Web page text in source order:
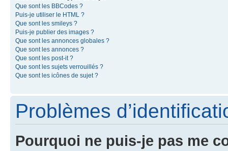
Que sont les BBCodes ?
Puis-je utiliser le HTML ?
Que sont les smileys ?
Puis-je publier des images ?
Que sont les annonces globales ?
Que sont les annonces ?
Que sont les post-it ?
Que sont les sujets verrouillés ?
Que sont les icônes de sujet ?
Problèmes
Pourquoi ne puis-je pas me